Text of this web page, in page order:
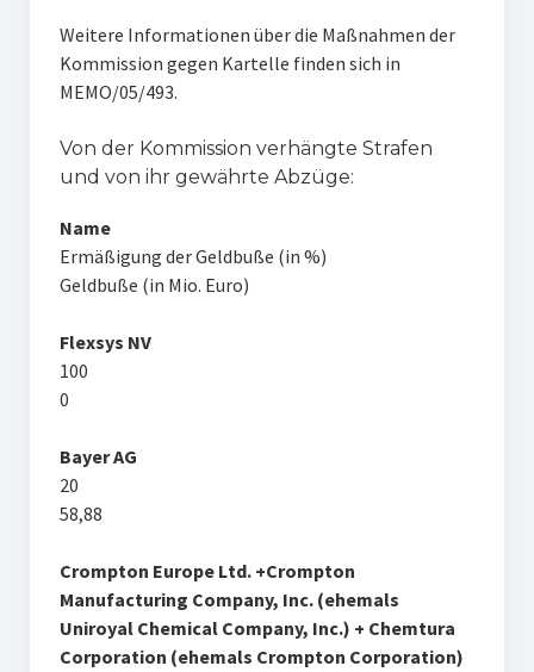
Weitere Informationen über die Maßnahmen der
Kommission gegen Kartelle finden sich in
MEMO/05/493.
Von der Kommission verhängte Strafen
und von ihr gewährte Abzüge:
Name
Ermäßigung der Geldbuße (in %)
Geldbuße (in Mio. Euro)
Flexsys NV
100
0
Bayer AG
20
58,88
Crompton Europe Ltd. +Crompton
Manufacturing Company, Inc. (ehemals
Uniroyal Chemical Company, Inc.) + Chemtura
Corporation (ehemals Crompton Corporation)